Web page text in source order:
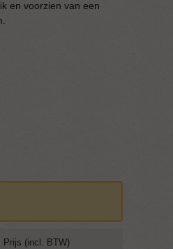
en voorzien van een
Prijs (incl. BTW)